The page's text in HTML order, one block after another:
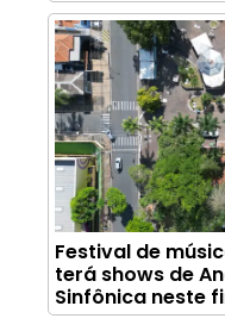
Festival de
terá shows de
Sinfônica neste